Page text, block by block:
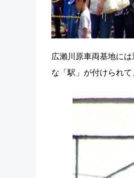
広瀨川原車両基地に
な「駅」が付けられて